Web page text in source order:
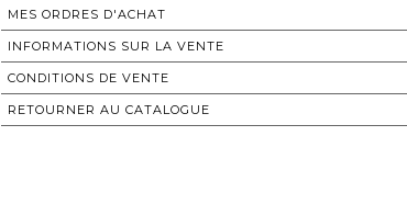
MES ORDRES D'ACHAT
INFORMATIONS SUR LA VENTE
CONDITIONS DE VENTE
RETOURNER AU CATALOGUE